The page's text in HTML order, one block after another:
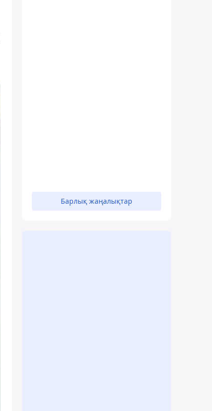
Барлық жаңалықтар